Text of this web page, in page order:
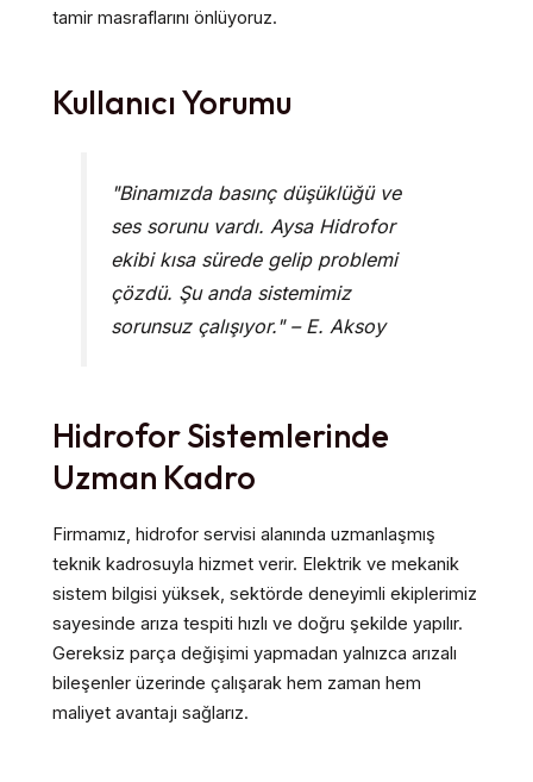
tamir masraflarını önlüyoruz.
Kullanıcı Yorumu
"Binamızda basınç düşüklüğü ve
ses sorunu vardı. Aysa Hidrofor
ekibi kısa sürede gelip problemi
çözdü. Şu anda sistemimiz
sorunsuz çalışıyor." – E. Aksoy
Hidrofor Sistemlerinde
Uzman Kadro
Firmamız, hidrofor servisi alanında uzmanlaşmış
teknik kadrosuyla hizmet verir. Elektrik ve mekanik
sistem bilgisi yüksek, sektörde deneyimli ekiplerimiz
sayesinde arıza tespiti hızlı ve doğru şekilde yapılır.
Gereksiz parça değişimi yapmadan yalnızca arızalı
bileşenler üzerinde çalışarak hem zaman hem
maliyet avantajı sağlarız.